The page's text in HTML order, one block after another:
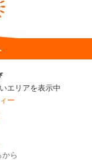
エリアを表示中
ー
ら